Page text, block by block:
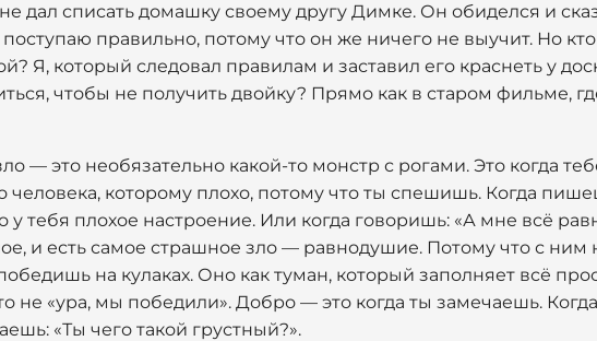
дал списать домашку своему другу Димке. Он обиделся и
правильно, потому что он же ничего не выучит. Но кто
Я, который следовал правилам и заставил его краснеть у
чтобы не получить двойку? Прямо как в старом фильме,
— это необязательно какой-то монстр с рогами. Это когда
которому плохо, потому что ты спешишь. Когда
у тебя плохое настроение. Или когда говоришь: «А мне всё
и есть самое страшное зло — равнодушие. Потому что с ним
на кулаках. Оно как туман, который заполняет всё
не «ура, мы победили». Добро — это когда ты замечаешь.
«Ты чего такой грустный?».